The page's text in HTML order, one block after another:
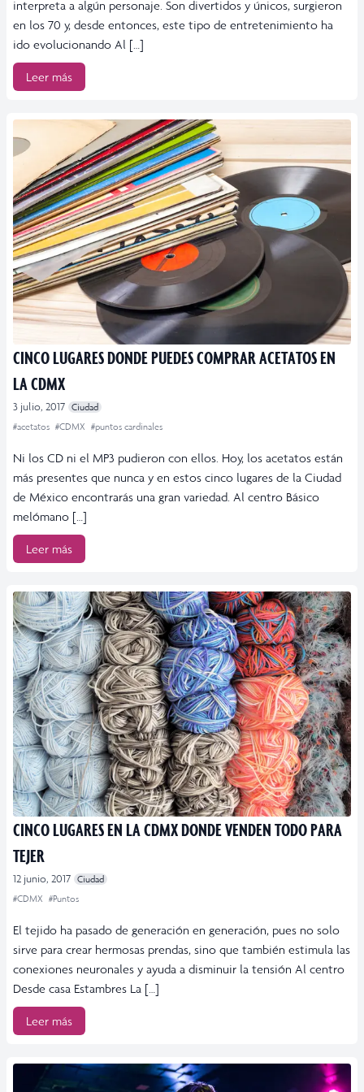
interpreta a algún personaje. Son divertidos y únicos, surgieron
en los 70 y, desde entonces, este tipo de entretenimiento ha
ido evolucionando Al […]
Leer más
CINCO LUGARES DONDE PUEDES COMPRAR ACETATOS EN
LA CDMX
3 julio, 2017 Ciudad
#acetatos #CDMX #puntos cardinales
Ni los CD ni el MP3 pudieron con ellos. Hoy, los acetatos están
más presentes que nunca y en estos cinco lugares de la Ciudad
de México encontrarás una gran variedad. Al centro Básico
melómano […]
Leer más
CINCO LUGARES EN LA CDMX DONDE VENDEN TODO PARA
TEJER
12 junio, 2017 Ciudad
#CDMX #Puntos
El tejido ha pasado de generación en generación, pues no solo
sirve para crear hermosas prendas, sino que también estimula las
conexiones neuronales y ayuda a disminuir la tensión Al centro
Desde casa Estambres La […]
Leer más